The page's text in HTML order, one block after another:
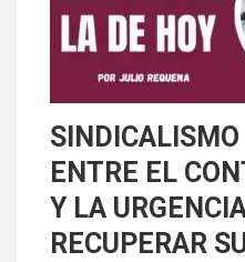
ENTRE EL
Y LA
RECUPERAR